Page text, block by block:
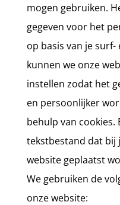
mogen gebruiken.
gegeven voor het
op basis van je surf-
kunnen we onze
instellen zodat het
en persoonlijker
behulp van cookies.
tekstbestand dat bij
website geplaatst
We gebruiken de
onze website: